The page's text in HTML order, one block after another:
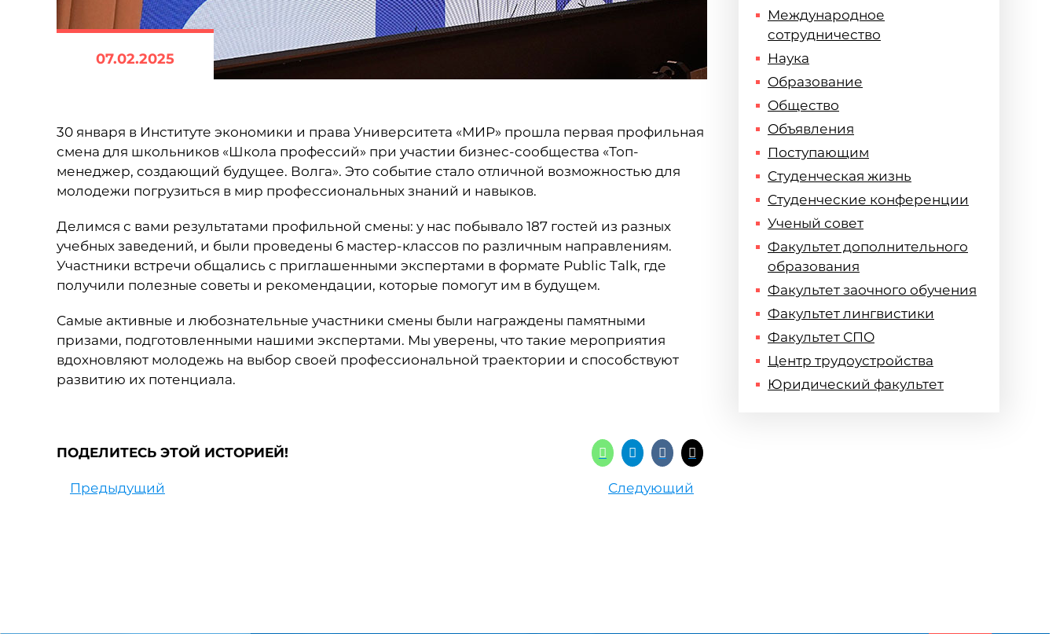
07.02.2025
30 января в Институте экономики и права Университета «МИР» прошла первая профильная
смена для школьников «Школа профессий» при участии бизнес-сообщества «Топ-
менеджер, создающий будущее. Волга». Это событие стало отличной возможностью для
молодежи погрузиться в мир профессиональных знаний и навыков.
Делимся с вами результатами профильной смены: у нас побывало 187 гостей из разных
учебных заведений, и были проведены 6 мастер-классов по различным направлениям.
Участники встречи общались с приглашенными экспертами в формате Public Talk, где
получили полезные советы и рекомендации, которые помогут им в будущем.
Самые активные и любознательные участники смены были награждены памятными
призами, подготовленными нашими экспертами. Мы уверены, что такие мероприятия
вдохновляют молодежь на выбор своей профессиональной траектории и способствуют
развитию их потенциала.
ПОДЕЛИТЕСЬ ЭТОЙ ИСТОРИЕЙ!
Предыдущий Следующий
Международное
сотрудничество
Наука
Образование
Общество
Объявления
Поступающим
Студенческая жизнь
Студенческие конференции
Ученый совет
Факультет дополнительного
образования
Факультет заочного обучения
Факультет лингвистики
Факультет СПО
Центр трудоустройства
Юридический факультет